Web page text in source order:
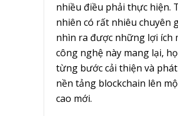
nhiều điều phải thực hiện.
nhiên có rất nhiêu chuyên
nhìn ra được những lợi ích
công nghệ này mang lại,
từng bước cải thiện và
nền tảng blockchain lên
cao mới.